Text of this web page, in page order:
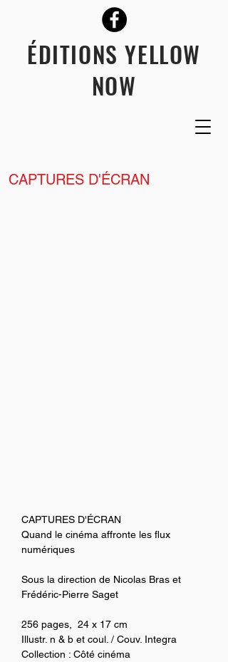
ÉDITIONS YELLOW
NOW
CAPTURES D'ÉCRAN
CAPTURES D'ÉCRAN
Quand le cinéma affronte les flux
numériques
Sous la direction de Nicolas Bras et
Frédéric-Pierre Saget
256 pages,  24 x 17 cm
Illustr. n & b et coul. / Couv. Integra
Collection : Côté cinéma